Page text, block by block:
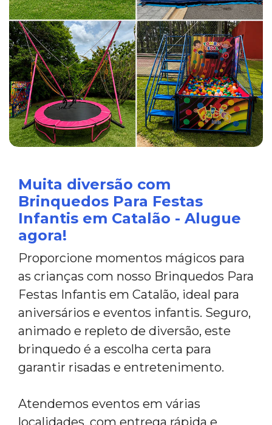
Muita diversão com
Brinquedos Para Festas
Infantis em Catalão - Alugue
agora!
Proporcione momentos mágicos para
as crianças com nosso Brinquedos Para
Festas Infantis em Catalão, ideal para
aniversários e eventos infantis. Seguro,
animado e repleto de diversão, este
brinquedo é a escolha certa para
garantir risadas e entretenimento.
Atendemos eventos em várias
localidades, com entrega rápida e